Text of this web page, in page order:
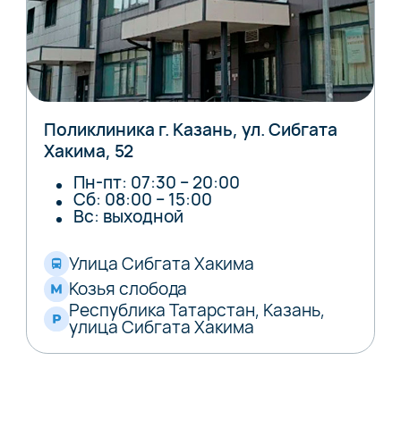
Поликлиника г. Казань, ул. Сибгата
Хакима, 52
Пн-пт: 07:30 – 20:00
Сб: 08:00 – 15:00
Вс: выходной
Улица Сибгата Хакима
Козья слобода
Республика Татарстан, Казань,
улица Сибгата Хакима